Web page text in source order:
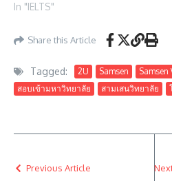
In "IELTS"
Share this Article
Tagged: 2U Samsen
สอบเข้ามหาวิทยาลัย
สามเสนวิทยาลัย
Previous Article